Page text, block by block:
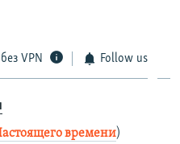
VPN Follow us
времени)